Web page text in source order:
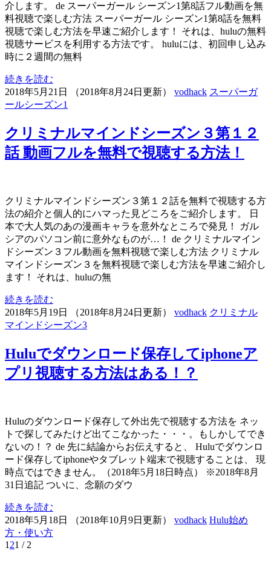
介します。 de スーパーガール シーズン1第8話フル動画を無
料視聴で楽しむ方法 スーパーガール シーズン1第8話を無料
視聴で楽しむ方法を早速ご紹介します！ それは、huluの無料
視聴サービスを利用する方法です。 huluには、初回申し込み
時に２週間の無料
続きを読む
2018年5月21日
（2018年8月24日更新） vodhack スーパーガ
ールシーズン1
クリミナルマインドシーズン３第１２
話 動画フルを無料で視聴する方法！
クリミナルマインドシーズン３第１２話を無料で視聴する方
法の紹介と個人的にハマった見どころをご紹介します。 日
本で大人気のあの漫画キャラを意外なところで発見！ ガル
シアのパソコン前に意外なものが…！ de クリミナルマイン
ドシーズン３フル動画を無料視聴で楽しむ方法 クリミナル
マインドシーズン３を無料視聴で楽しむ方法を早速ご紹介し
ます！ それは、huluの無
続きを読む
2018年5月19日
（2018年8月24日更新） vodhack クリミナル
マインドシーズン3
Huluでダウンロード保存してiphoneア
プリ視聴する方法はある！？
Huluのダウンロード保存して外出先で視聴する方法を ネッ
トで探してみたけど出てこなかった・・・。もしかしてでき
ないの！？ de 先に結論からお伝えすると、 Huluでダウンロ
ード保存してiphoneやタブレット端末で視聴することは、 現
時点ではできません。（2018年5月18日時点） ※2018年8月
31日追記 ついに、念願のダウ
続きを読む
2018年5月18日
（2018年10月9日更新） vodhack Hulu始め
方・使い方
1 21 / 2